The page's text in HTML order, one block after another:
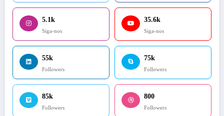
5.1k
Siga-nos
35.6k
Siga-nos
55k
Followers
75k
Followers
85k
Followers
800
Followers